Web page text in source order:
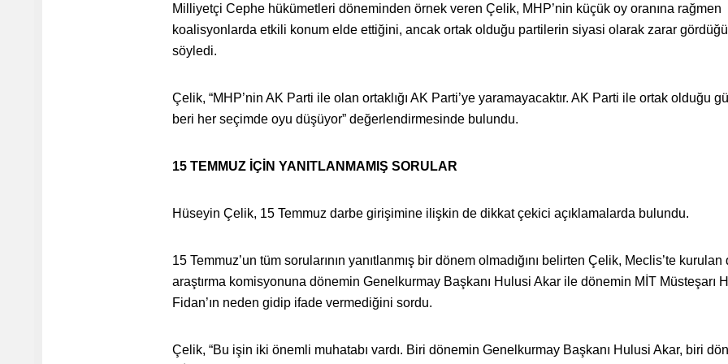
Milliyetçi Cephe hükümetleri döneminden örnek veren Çelik, MHP’nin küçük oy oranına rağmen
koalisyonlarda etkili konum elde ettiğini, ancak ortak olduğu partilerin siyasi olarak zarar
söyledi.
Çelik, “MHP’nin AK Parti ile olan ortaklığı AK Parti’ye yaramayacaktır. AK Parti ile ortak olduğu
beri her seçimde oyu düşüyor” değerlendirmesinde bulundu.
15 TEMMUZ İÇİN YANITLANMAMIŞ SORULAR
Hüseyin Çelik, 15 Temmuz darbe girişimine ilişkin de dikkat çekici açıklamalarda bulundu.
15 Temmuz’un tüm sorularının yanıtlanmış bir dönem olmadığını belirten Çelik, Meclis’te kurulan
araştırma komisyonuna dönemin Genelkurmay Başkanı Hulusi Akar ile dönemin MİT Müsteşarı
Fidan’ın neden gidip ifade vermediğini sordu.
Çelik, “Bu işin iki önemli muhatabı vardı. Biri dönemin Genelkurmay Başkanı Hulusi Akar, biri